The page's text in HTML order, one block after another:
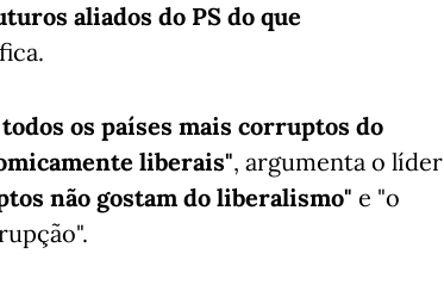
aliados do PS do que
os países mais corruptos do
liberais", argumenta o líder
não gostam do liberalismo" e "o